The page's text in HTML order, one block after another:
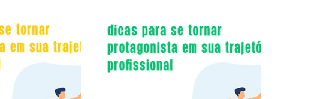
Dicas Empreendedoras